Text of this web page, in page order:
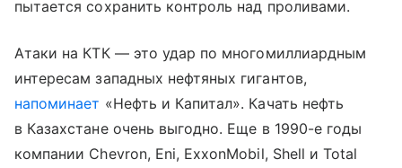
пытается сохранить контроль над проливами.
Атаки на КТК — это удар по многомиллиардным
интересам западных нефтяных гигантов,
напоминает «Нефть и Капитал». Качать нефть
в Казахстане очень выгодно. Еще в 1990-е годы
компании Chevron, Eni, ExxonMobil, Shell и Total